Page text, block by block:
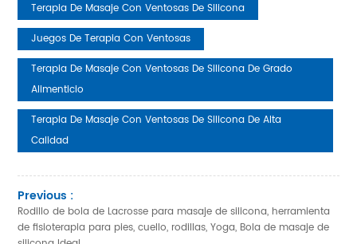
Terapia De Masaje Con Ventosas De Silicona
Juegos De Terapia Con Ventosas
Terapia De Masaje Con Ventosas De Silicona De Grado
Alimenticio
Terapia De Masaje Con Ventosas De Silicona De Alta
Calidad
Previous :
Rodillo de bola de Lacrosse para masaje de silicona, herramienta
de fisioterapia para pies, cuello, rodillas, Yoga, Bola de masaje de